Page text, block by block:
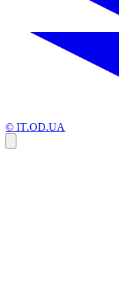
© IT.OD.UA